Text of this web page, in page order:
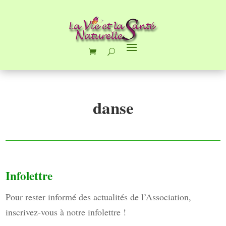
Infolettre
Pour rester informé des actualités de l’Association,
inscrivez-vous à notre infolettre !
danse